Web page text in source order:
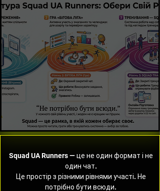
Squad UA Runners — це не один формат і не
один чат.
Це простір з різними рівнями участі. Не
потрібно бути всюди.